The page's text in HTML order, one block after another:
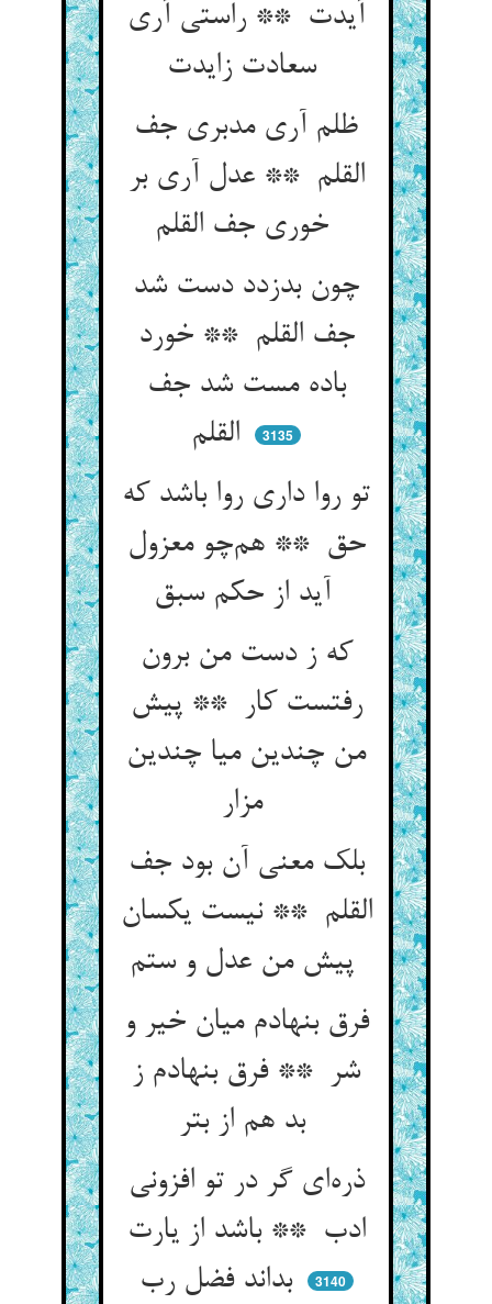
آیدت ** راستی آری
سعادت زایدت
ظلم آری مدبری جف
القلم ** عدل آری بر
چون بدزدد دست شد
جف القلم ** خورد
باده مست شد جف
3135
تو روا داری روا باشد که
حق ** هم‌چو معزول
که ز دست من برون
رفتست کار ** پیش
من چندین میا چندین
مزار
بلک معنی آن بود جف
القلم ** نیست یکسان
فرق بنهادم میان خیر و
شر ** فرق بنهادم ز
بد هم از بتر
ذره‌ای گر در تو افزونی
ادب ** باشد از یارت
بداند فضل رب
3140